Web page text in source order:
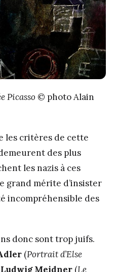
Picasso © photo Alain
les critères de cette
des plus
les nazis à ces
grand mérite d’insister
incompréhensible des
donc sont trop juifs.
(Portrait d’Else
Ludwig Meidner (Le